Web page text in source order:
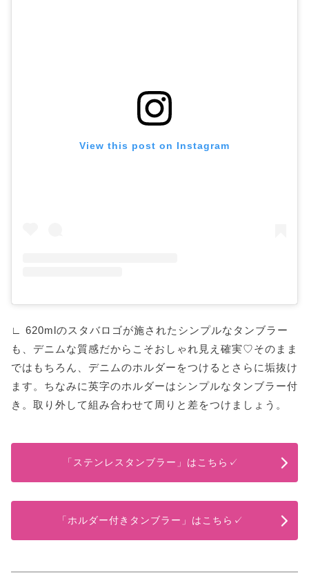
View this post on Instagram
∟ 620mlのスタバロゴが施されたシンプルなタンブラー
も、デニムな質感だからこそおしゃれ見え確実♡そのまま
ではもちろん、デニムのホルダーをつけるとさらに垢抜け
ます。ちなみに英字のホルダーはシンプルなタンブラー付
き。取り外して組み合わせて周りと差をつけましょう。
「ステンレスタンブラー」はこちら✓
「ホルダー付きタンブラー」はこちら✓